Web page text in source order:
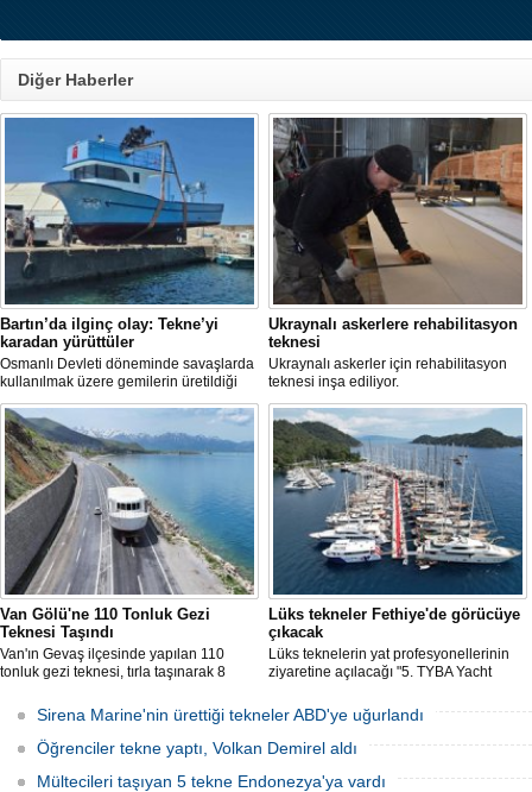
Diğer Haberler
Bartın’da ilginç olay: Tekne’yi
karadan yürüttüler
Osmanlı Devleti döneminde savaşlarda
kullanılmak üzere gemilerin üretildiği
Bartın’ın Kurucaşile ilçesinde üretilen 11
metrelik tekne adeta karadan yürütüldü.
Dağları, tepeleri aşan balıkçı teknesi,
evlerin de bulunduğu dar ve virajlı
sokaklarda süren 3 saatlik yolculun
ardından denize kavuştu.
Ukraynalı askerlere rehabilitasyon
teknesi
Ukraynalı askerler için rehabilitasyon
teknesi inşa ediliyor.
Van Gölü'ne 110 Tonluk Gezi
Teknesi Taşındı
Van'ın Gevaş ilçesinde yapılan 110
tonluk gezi teknesi, tırla taşınarak 8
Lüks tekneler Fethiye'de görücüye
çıkacak
Lüks teknelerin yat profesyonellerinin
ziyaretine açılacağı "5. TYBA Yacht
yapılacak.
Sirena Marine'nin ürettiği tekneler ABD'ye uğurlandı
Öğrenciler tekne yaptı, Volkan Demirel aldı
Mültecileri taşıyan 5 tekne Endonezya'ya vardı